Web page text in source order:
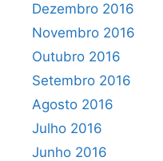
Dezembro 2016
Novembro 2016
Outubro 2016
Setembro 2016
Agosto 2016
Julho 2016
Junho 2016